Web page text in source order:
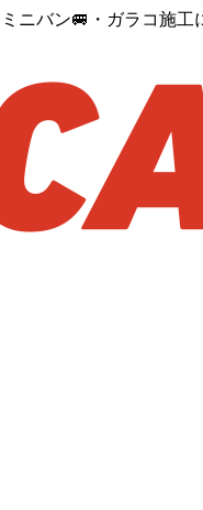
ニバン🚐・ガラコ施工